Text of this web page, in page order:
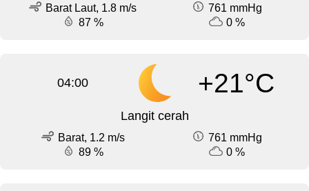
Barat Laut, 1.8 m/s
761 mmHg
87 %
0 %
04:00 +21°C
Langit cerah
Barat, 1.2 m/s
761 mmHg
89 %
0 %